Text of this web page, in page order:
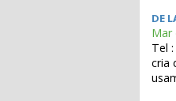
DE
Mar
Tel
cria